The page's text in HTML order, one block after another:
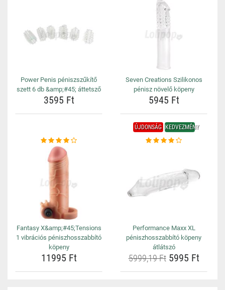
Power Penis péniszszűkítő
szett 6 db &amp;#45; áttetsző
3595 Ft
Seven Creations Szilikonos
pénisz növelő köpeny
5945 Ft
Fantasy X&amp;#45;Tensions
1 vibrációs péniszhosszabbító
köpeny
11995 Ft
ÚJDONSÁG KEDVEZMÉNY
Performance Maxx XL
péniszhosszabbító köpeny
átlátszó
5999,19 Ft5995 Ft